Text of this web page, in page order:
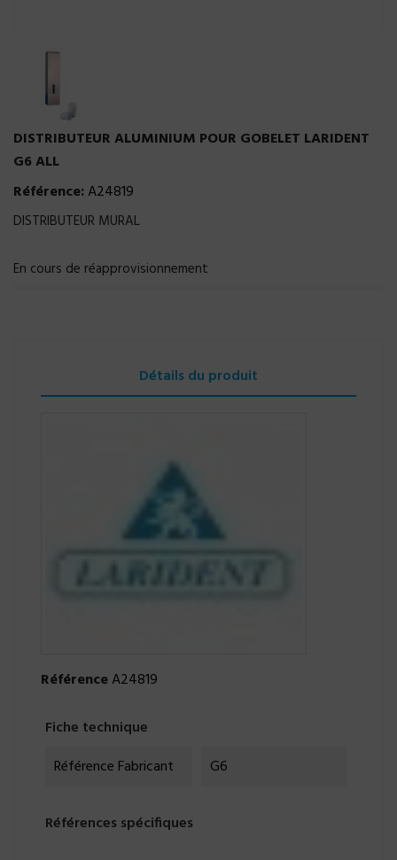
DISTRIBUTEUR ALUMINIUM POUR GOBELET LARIDENT
G6 ALL
Référence:A24819
DISTRIBUTEUR MURAL
En cours de réapprovisionnement
Détails du produit
RéférenceA24819
Fiche technique
Référence Fabricant
G6
Références spécifiques